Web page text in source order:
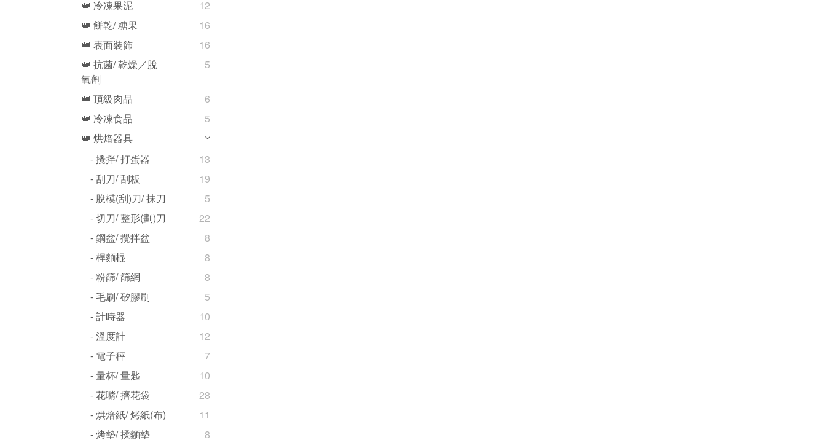
👑 冷凍果泥
12
👑 餅乾/ 糖果
16
👑 表面裝飾
16
👑 抗菌/ 乾燥／脫
氧劑
5
👑 頂級肉品
6
👑 冷凍食品
5
👑 烘焙器具
- 攪拌/ 打蛋器
13
- 刮刀/ 刮板
19
- 脫模(刮)刀/ 抹刀
5
- 切刀/ 整形(劃)刀
22
- 鋼盆/ 攪拌盆
8
- 桿麵棍
8
- 粉篩/ 篩網
8
- 毛刷/ 矽膠刷
5
- 計時器
10
- 溫度計
12
- 電子秤
7
- 量杯/ 量匙
10
- 花嘴/ 擠花袋
28
- 烘焙紙/ 烤紙(布)
11
- 烤墊/ 揉麵墊
8